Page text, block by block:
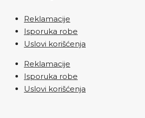
Reklamacije
Isporuka robe
Uslovi korišćenja
Reklamacije
Isporuka robe
Uslovi korišćenja